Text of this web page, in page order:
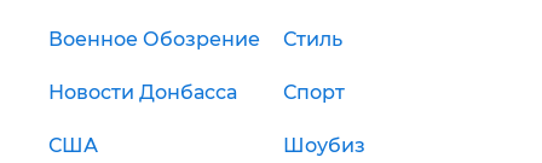
Военное Обозрение Стиль
Новости Донбасса Спорт
США Шоубиз